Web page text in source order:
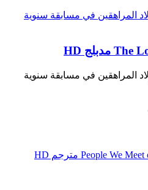
المراهقين في مسابقة سنوية
المراهقين في مسابقة سنوية